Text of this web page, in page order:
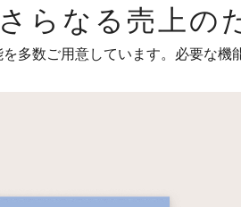
らなる売上の
多数ご用意しています。必要な